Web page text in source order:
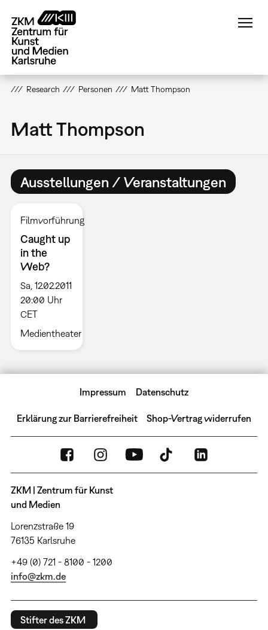
zum
Inhalt
Research Personen Matt Thompson
Matt Thompson
Ausstellungen / Veranstaltungen
Filmvorführung
Caught up
in the
Web?
Sa, 12.02.2011
20:00 Uhr
CET
Medientheater
Impressum Datenschutz
Erklärung zur Barrierefreiheit Shop-Vertrag widerrufen
ZKM | Zentrum für Kunst
und Medien
Lorenzstraße 19
76135 Karlsruhe
+49 (0) 721 - 8100 - 1200
info@zkm.de
Stifter des ZKM